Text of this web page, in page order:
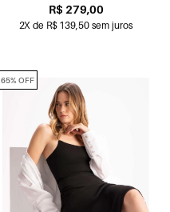
R$ 279,00
2X de R$ 139,50 sem juros
65% OFF